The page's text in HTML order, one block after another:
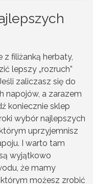
z filiżanką herbaty,
lepszy „rozruch”
zaliczasz się do
napojów, a zarazem
koniecznie sklep
wybór najlepszych
uprzyjemnisz
I warto tam
wyjątkowo
że mamy
możesz zrobić